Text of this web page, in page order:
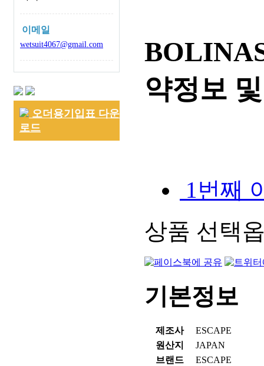
이메일
wetsuit4067@gmail.com
오더용기입표 다운
로드
약정보
1번째
상품 선택
기본정보
제조사
ESCAPE
원산지
JAPAN
브랜드
ESCAPE